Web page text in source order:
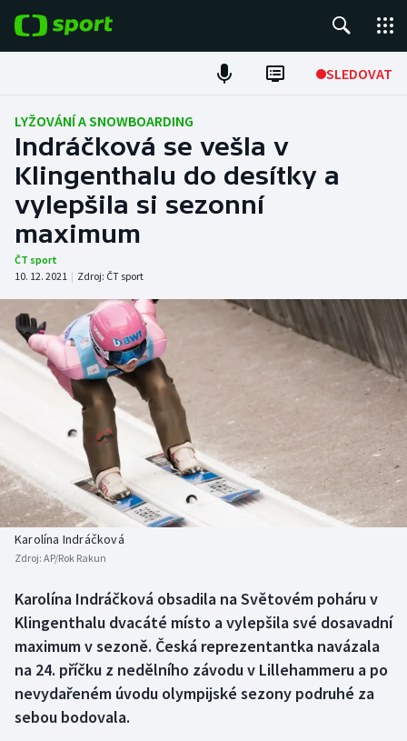
SLEDOVAT
Fotbal
Hokej
Tenis
Atletika
DALŠÍ SPORTY
Americký fotbal
Baseball a softbal
Basketbal
Biatlon
Boby a skeleton
Box
Curling
Dostihy
Florbal
NEPŘEHLÉDNĚTE
Soutěže
Historické návraty
Aplikace ČT sport
AZ kvíz
LYŽOVÁNÍ A SNOWBOARDING
Indráčková se vešla v
Klingenthalu do desítky a
vylepšila si sezonní
maximum
ČT sport
10. 12. 2021 | Zdroj: ČT sport
Karolína Indráčková
Zdroj: AP/Rok Rakun
Karolína Indráčková obsadila na Světovém poháru v
Klingenthalu dvacáté místo a vylepšila své dosavadní
maximum v sezoně. Česká reprezentantka navázala
na 24. příčku z nedělního závodu v Lillehammeru a po
nevydařeném úvodu olympijské sezony podruhé za
sebou bodovala.